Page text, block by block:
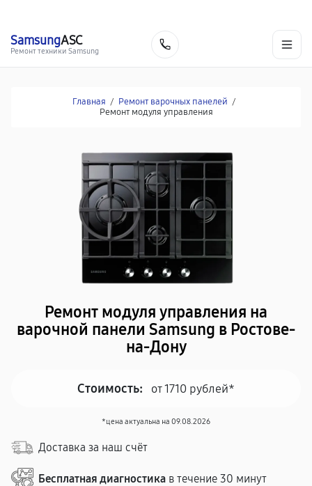
SamsungASC
Ремонт техники Samsung
Главная / Ремонт варочных панелей /
Ремонт модуля управления
Ремонт модуля управления на
варочной панели Samsung в Ростове-
на-Дону
Стоимость: от 1710 рублей*
*цена актуальна на 09.08.2026
Доставка за наш счёт
Бесплатная диагностика в течение 30 минут